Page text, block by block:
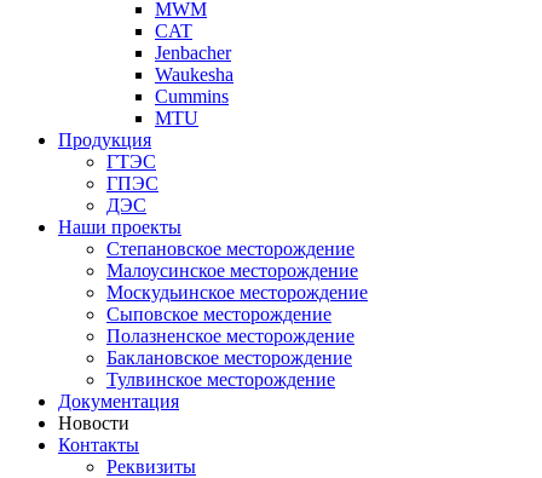
MWM
CAT
Jenbacher
Waukesha
Cummins
MTU
Продукция
ГТЭС
ГПЭС
ДЭС
Наши проекты
Степановское месторождение
Малоусинское месторождение
Москудьинское месторождение
Сыповское месторождение
Полазненское месторождение
Баклановское месторождение
Тулвинское месторождение
Документация
Новости
Контакты
Реквизиты